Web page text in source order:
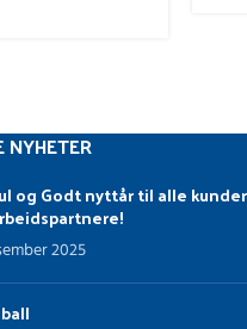
NYHETER
og Godt nyttår til alle
2025